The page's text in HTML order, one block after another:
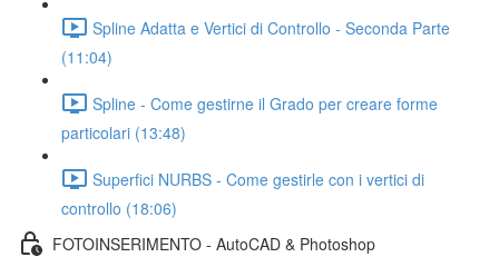
Spline Adatta e Vertici di Controllo - Seconda Parte
(11:04)
Spline - Come gestirne il Grado per creare forme
particolari (13:48)
Superfici NURBS - Come gestirle con i vertici di
controllo (18:06)
FOTOINSERIMENTO - AutoCAD & Photoshop